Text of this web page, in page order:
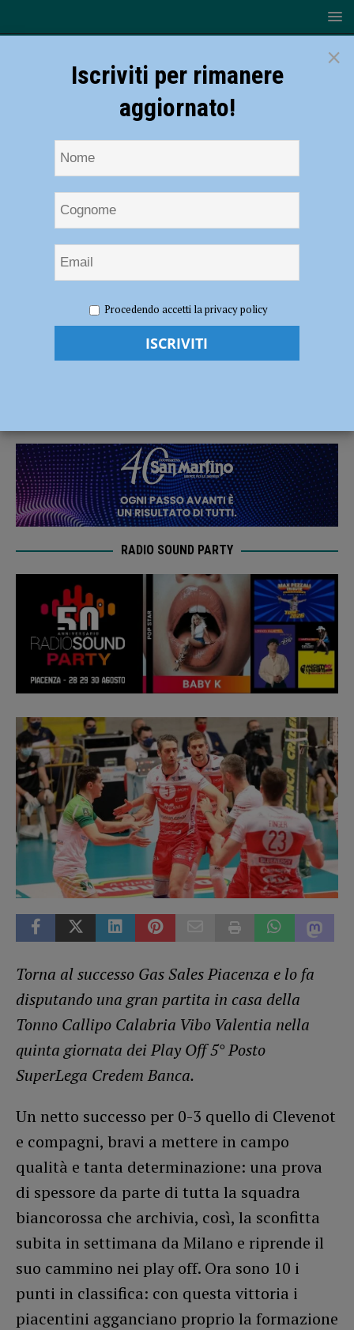
Bluenergy torna dalla Calabria con tre punti pesanti
Vittoria netta: Gas Sales Bluenergy torna
RADIO SOUND PARTY
Torna al successo Gas Sales Piacenza e lo fa
disputando una gran partita in casa della
Tonno Callipo Calabria Vibo Valentia nella
quinta giornata dei Play Off 5° Posto
SuperLega Credem Banca.
Un netto successo per 0-3 quello di Clevenot
e compagni, bravi a mettere in campo
qualità e tanta determinazione: una prova
di spessore da parte di tutta la squadra
biancorossa che archivia, così, la sconfitta
subita in settimana da Milano e riprende il
suo cammino nei play off. Ora sono 10 i
punti in classifica: con questa vittoria i
piacentini agganciano proprio la formazione
×
Iscriviti per rimanere
aggiornato!
Procedendo accetti la privacy policy